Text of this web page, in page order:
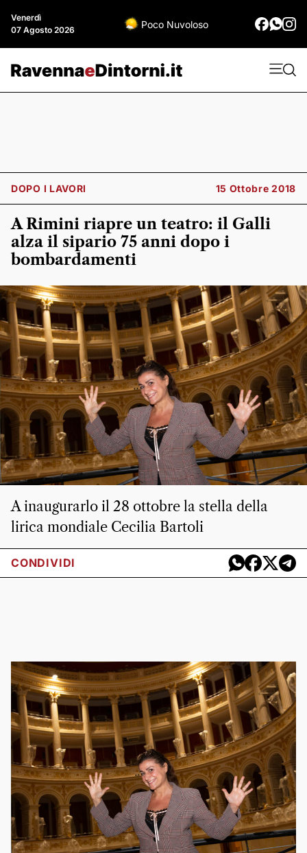
Venerdì
07 Agosto 2026
Poco Nuvoloso
DOPO I LAVORI 15 Ottobre 2018
A Rimini riapre un teatro: il Galli
alza il sipario 75 anni dopo i
bombardamenti
A inaugurarlo il 28 ottobre la stella della
lirica mondiale Cecilia Bartoli
CONDIVIDI